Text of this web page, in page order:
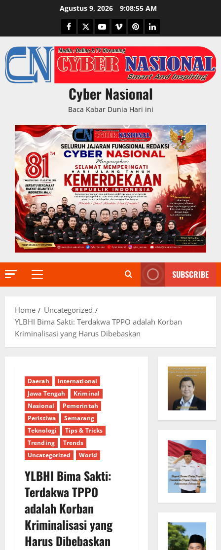
Agustus 9, 2026 9:08:56 AM
Facebook
TwitterYoutubeVimeoPinterestLinkedIn
Cyber Nasional
Baca Kabar Dunia Hari ini
Primary
SUBSCRIBE
Home
Uncategorized
YLBHI Bima Sakti: Terdakwa TPPO adalah Korban
Kriminalisasi yang Harus Dibebaskan
Daerah
International
Jawa Tengah
Kriminal
Nasional
Pemerintah
Peristiwa
Semarang
Teknologi
Tips & Tricks
Trending
Trends
Uncategorized
World
YLBHI Bima Sakti:
Terdakwa TPPO
adalah Korban
Kriminalisasi yang
Harus Dibebaskan